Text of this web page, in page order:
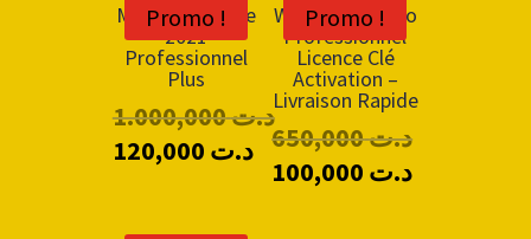
Promo !
Microsoft Office
2021
Professionnel
Plus
د.ت1.000,000
د.ت
Promo !
Windows 10 Pro
Professionnel
Licence Clé
Activation –
Livraison Rapide
د.ت650,000
د.ت